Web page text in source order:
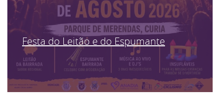
Festa do Leitão e do Espumante